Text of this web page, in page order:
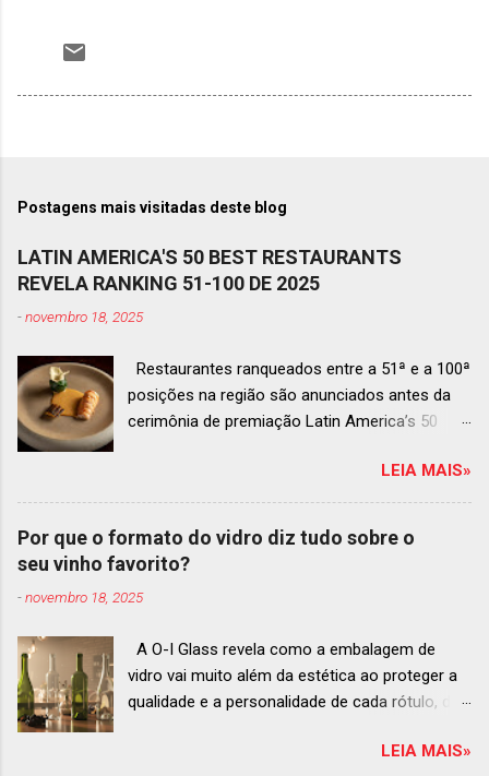
Postagens mais visitadas deste blog
LATIN AMERICA'S 50 BEST RESTAURANTS
REVELA RANKING 51-100 DE 2025
-novembro 18, 2025
Restaurantes ranqueados entre a 51ª e a 100ª
posições na região são anunciados antes da
cerimônia de premiação Latin America’s 50
de dezembro em Antígua, Guatemala
Prato do Origem, o brasileiro mais
bem ranqueado na lista estendida O Latin
America’s 50 Best Restaurants anunciou hoje a
ranqueados nas posições No.51 a No.100,em
diversificado da gastronomia de toda a região.
A lista expandida demonstra o empenho da
organização em reconhecer um espectro mais
palco para a grande revelação da premiação do
LEIA MAIS»
Por que o formato do vidro diz tudo sobre o
seu vinho favorito?
-novembro 18, 2025
A O-I Glass revela como a embalagem de
vidro vai muito além da estética ao proteger a
qualidade e a personalidade de cada rótulo, do
O mercado brasileiro de vinhos permanece
LEIA MAIS»